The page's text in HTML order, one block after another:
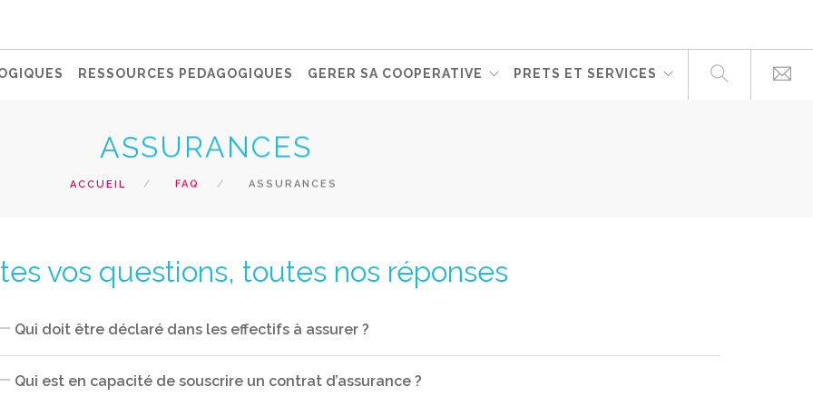
RESSOURCES PEDAGOGIQUES GERER SA COOPERATIVE PRETS ET SERVICES
ASSURANCES
ACCUEIL FAQ ASSURANCES
vos questions, toutes nos réponses
Qui doit être déclaré dans les effectifs à assurer ?
Qui est en capacité de souscrire un contrat d’assurance ?